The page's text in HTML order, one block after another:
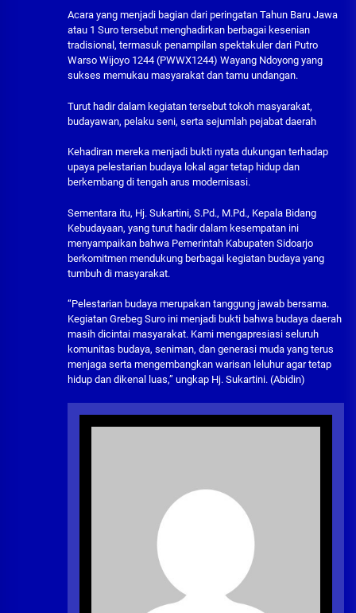
Acara yang menjadi bagian dari peringatan Tahun Baru Jawa
atau 1 Suro tersebut menghadirkan berbagai kesenian
tradisional, termasuk penampilan spektakuler dari Putro
Warso Wijoyo 1244 (PWWX1244) Wayang Ndoyong yang
sukses memukau masyarakat dan tamu undangan.
Turut hadir dalam kegiatan tersebut tokoh masyarakat,
budayawan, pelaku seni, serta sejumlah pejabat daerah
Kehadiran mereka menjadi bukti nyata dukungan terhadap
upaya pelestarian budaya lokal agar tetap hidup dan
berkembang di tengah arus modernisasi.
Sementara itu, Hj. Sukartini, S.Pd., M.Pd., Kepala Bidang
Kebudayaan, yang turut hadir dalam kesempatan ini
menyampaikan bahwa Pemerintah Kabupaten Sidoarjo
berkomitmen mendukung berbagai kegiatan budaya yang
tumbuh di masyarakat.
“Pelestarian budaya merupakan tanggung jawab bersama.
Kegiatan Grebeg Suro ini menjadi bukti bahwa budaya daerah
masih dicintai masyarakat. Kami mengapresiasi seluruh
komunitas budaya, seniman, dan generasi muda yang terus
menjaga serta mengembangkan warisan leluhur agar tetap
hidup dan dikenal luas,” ungkap Hj. Sukartini. (Abidin)